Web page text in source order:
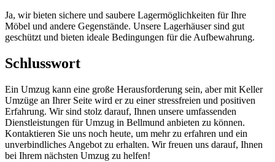
Ja, wir bieten sichere und saubere Lagermöglichkeiten für Ihre
Möbel und andere Gegenstände. Unsere Lagerhäuser sind gut
geschützt und bieten ideale Bedingungen für die Aufbewahrung.
Schlusswort
Ein Umzug kann eine große Herausforderung sein, aber mit Keller
Umzüge an Ihrer Seite wird er zu einer stressfreien und positiven
Erfahrung. Wir sind stolz darauf, Ihnen unsere umfassenden
Dienstleistungen für Umzug in Bellmund anbieten zu können.
Kontaktieren Sie uns noch heute, um mehr zu erfahren und ein
unverbindliches Angebot zu erhalten. Wir freuen uns darauf, Ihnen
bei Ihrem nächsten Umzug zu helfen!